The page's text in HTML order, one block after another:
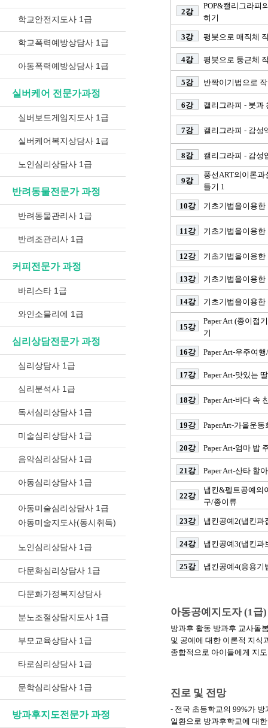
학교안전지도사 1급
학교폭력예방상담사 1급
아동폭력예방상담사 1급
실버케어 전문가과정
실버보드게임지도사 1급
실버케어복지상담사 1급
노인심리상담사 1급
반려동물전문가 과정
반려동물관리사 1급
반려조관리사 1급
커피전문가 과정
바리스타 1급
와인소믈리에 1급
심리상담전문가 과정
심리상담사 1급
심리분석사 1급
독서심리상담사 1급
미술심리상담사 1급
음악심리상담사 1급
아동심리상담사 1급
아동미술심리상담사 1급
아동미술지도사(동시취득)
노인심리상담사 1급
다문화심리상담사 1급
다문화가정복지상담사
분노조절상담지도사 1급
부모교육상담사 1급
타로심리상담사 1급
문학심리상담사 1급
방과후지도전문가 과정
2강
POP&캘리그라피
히기
3강 평붓으로 매직체
4강 평붓으로 둥근체
5강 반짝이기법으로
6강 캘리그라피 - 붓과
7강 캘리그라피 - 감성
8강 캘리그라피 - 감성
9강
풍선ART의이론
들기 1
10강 기초기법을이용
11강 기초기법을이용
12강 기초기법을이용
13강 기초기법을이용
14강 기초기법을이용
15강
Paper Art (종이접
기
16강 Paper Art-우주여
17강 Paper Art-맛있는
18강 Paper Art-바다 속
19강 PaperArt-가을운
20강 Paper Art-엄마 밥
21강 Paper Art-산타 할
22강
냅킨&펠트공예의
구/종이류
23강 냅킨공예2(냅킨과
24강 냅킨공예3(냅킨과
25강 냅킨공예4(응용기
아동공예지도자 (1급
방과후 활동 방과후 교사돌
및 공예에 대한 이론적 지식
종합적으로 아이들에게 지
진로 및 전망
- 전국 초등학교의 99%가
일환으로 방과후학교에 대